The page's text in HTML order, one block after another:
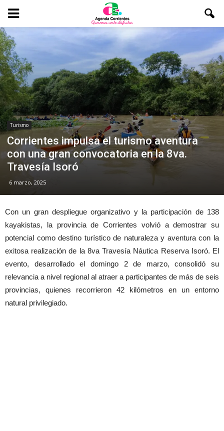
Turismo
Corrientes impulsa el turismo aventura
con una gran convocatoria en la 8va.
Travesía Isoró
6 marzo, 2025
Con un gran despliegue organizativo y la participación de 138
kayakistas, la provincia de Corrientes volvió a demostrar su
potencial como destino turístico de naturaleza y aventura con la
exitosa realización de la 8va Travesía Náutica Reserva Isoró. El
evento, desarrollado el domingo 2 de marzo, consolidó su
relevancia a nivel regional al atraer a participantes de más de seis
provincias, quienes recorrieron 42 kilómetros en un entorno
natural privilegiado.